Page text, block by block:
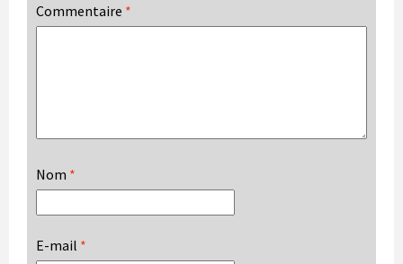
Commentaire *
Nom *
E-mail *